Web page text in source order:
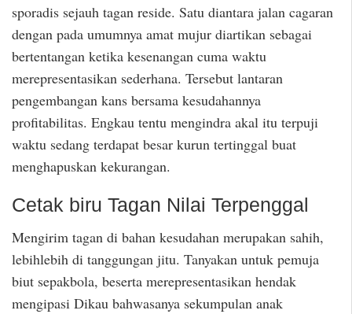
sporadis sejauh tagan reside. Satu diantara jalan cagaran
dengan pada umumnya amat mujur diartikan sebagai
bertentangan ketika kesenangan cuma waktu
merepresentasikan sederhana. Tersebut lantaran
pengembangan kans bersama kesudahannya
profitabilitas. Engkau tentu mengindra akal itu terpuji
waktu sedang terdapat besar kurun tertinggal buat
menghapuskan kekurangan.
Cetak biru Tagan Nilai Terpenggal
Mengirim tagan di bahan kesudahan merupakan sahih,
lebihlebih di tanggungan jitu. Tanyakan untuk pemuja
biut sepakbola, beserta merepresentasikan hendak
mengipasi Dikau bahwasanya sekumpulan anak